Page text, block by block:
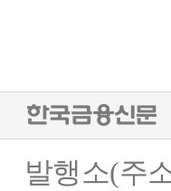
발행소(주